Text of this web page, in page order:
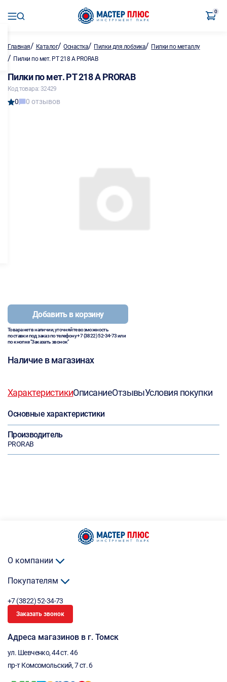
0
Главная/ Каталог/Оснастка/ Пилки для лобзика/ Пилки по металлу
/ Пилки по мет. РТ 218 А PRORAB
Пилки по мет. РТ 218 А PRORAB
Код товара: 32429
0 0 отзывов
Добавить в корзину
Товара нет в наличии, уточняйте возможность
поставки под заказ по телефону+7 (3822) 52-34-73или
по кнопке "Заказать звонок"
Наличие в магазинах
ХарактеристикиОписаниеОтзывыУсловия покупки
Основные характеристики
Производитель
PRORAB
О компании
Покупателям
+7 (3822) 52-34-73
Заказать звонок
Адреса магазинов в г. Томск
ул. Шевченко, 44 ст. 46
пр-т Комсомольский, 7 ст. 6